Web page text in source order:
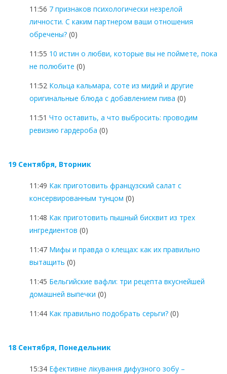
11:56 7 признаков психологически незрелой
личности. С каким партнером ваши отношения
обречены? (0)
11:55 10 истин о любви, которые вы не поймете, пока
не полюбите (0)
11:52 Кольца кальмара, соте из мидий и другие
оригинальные блюда с добавлением пива (0)
11:51 Что оставить, а что выбросить: проводим
ревизию гардероба (0)
19 Сентября, Вторник
11:49 Как приготовить французский салат с
консервированным тунцом (0)
11:48 Как приготовить пышный бисквит из трех
ингредиентов (0)
11:47 Мифы и правда о клещах: как их правильно
вытащить (0)
11:45 Бельгийские вафли: три рецепта вкуснейшей
домашней выпечки (0)
11:44 Как правильно подобрать серьги? (0)
18 Сентября, Понедельник
15:34 Ефективне лікування дифузного зобу –